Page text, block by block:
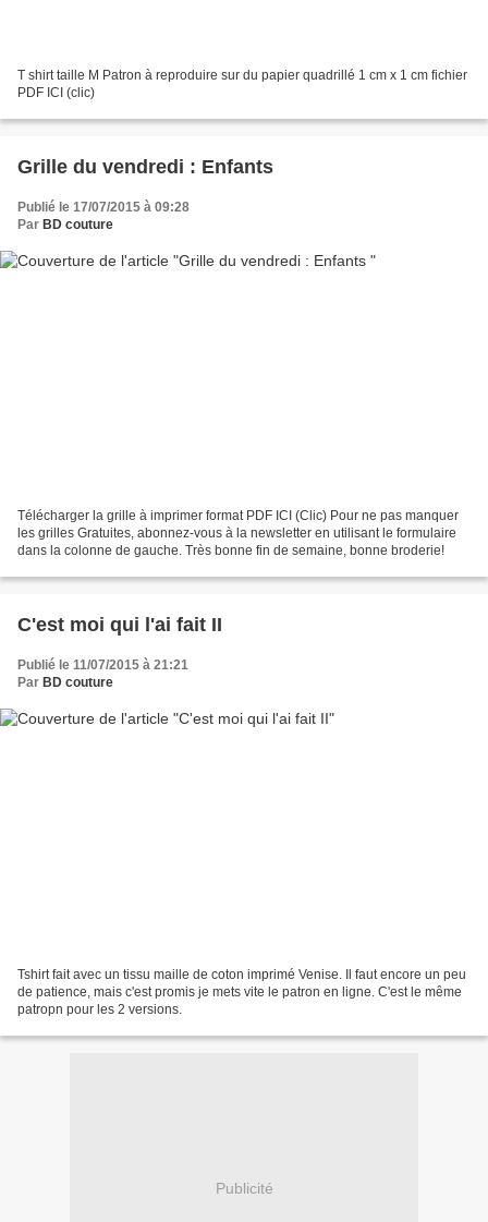
T shirt taille M Patron à reproduire sur du papier quadrillé 1 cm x 1 cm fichier
PDF ICI (clic)
Grille du vendredi : Enfants
Publié le 17/07/2015 à 09:28
Par BD couture
Télécharger la grille à imprimer format PDF ICI (Clic) Pour ne pas manquer
les grilles Gratuites, abonnez-vous à la newsletter en utilisant le formulaire
dans la colonne de gauche. Très bonne fin de semaine, bonne broderie!
C'est moi qui l'ai fait II
Publié le 11/07/2015 à 21:21
Par BD couture
Tshirt fait avec un tissu maille de coton imprimé Venise. Il faut encore un peu
de patience, mais c'est promis je mets vite le patron en ligne. C'est le même
patropn pour les 2 versions.
Publicité